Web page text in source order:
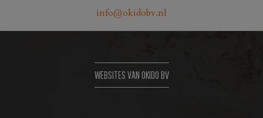
info@okidobv.nl
WEBSITES VAN OKIDO BV